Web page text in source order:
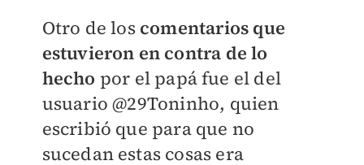
Otro de los comentarios que
estuvieron en contra de lo
hecho por el papá fue el del
usuario@29Toninho, quien
escribió que para que no
sucedan estas cosas era